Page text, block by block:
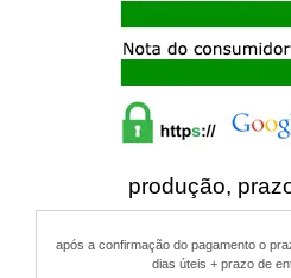
produção,
após a confirmação do pagamento o
dias úteis + prazo de